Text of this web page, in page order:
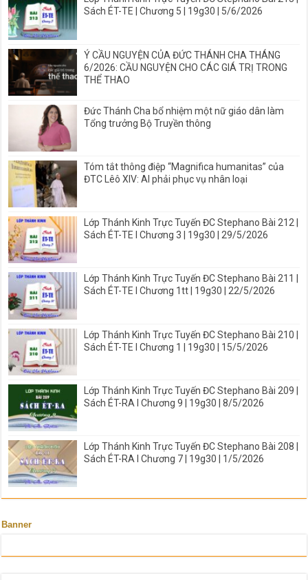
Sách ÉT-TE | Chương 5 | 19g30 | 5/6/2026
Ý CẦU NGUYỆN CỦA ĐỨC THÁNH CHA THÁNG
6/2026: CẦU NGUYỆN CHO CÁC GIÁ TRỊ TRONG
THỂ THAO
Đức Thánh Cha bổ nhiệm một nữ giáo dân làm
Tổng trưởng Bộ Truyền thông
Tóm tắt thông điệp “Magnifica humanitas” của
ĐTC Lêô XIV: AI phải phục vụ nhân loại
Lớp Thánh Kinh Trực Tuyến ĐC Stephano Bài 212 |
Sách ÉT-TE I Chương 3 | 19g30 | 29/5/2026
Lớp Thánh Kinh Trực Tuyến ĐC Stephano Bài 211 |
Sách ÉT-TE I Chương 1tt | 19g30 | 22/5/2026
Lớp Thánh Kinh Trực Tuyến ĐC Stephano Bài 210 |
Sách ÉT-TE I Chương 1 | 19g30 | 15/5/2026
Lớp Thánh Kinh Trực Tuyến ĐC Stephano Bài 209 |
Sách ÉT-RA I Chương 9 | 19g30 | 8/5/2026
Lớp Thánh Kinh Trực Tuyến ĐC Stephano Bài 208 |
Sách ÉT-RA I Chương 7 | 19g30 | 1/5/2026
Banner